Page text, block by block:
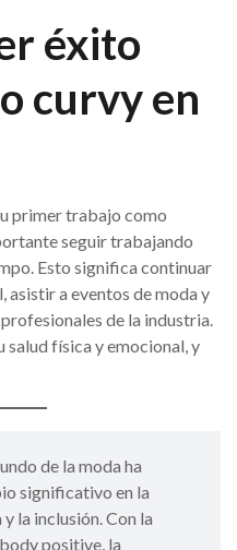
éxito
curvy en
primer trabajo como
seguir trabajando
Esto significa continuar
asistir a eventos de moda y
de la industria.
física y emocional, y
de la moda ha
significativo en la
la inclusión. Con la
positive, la